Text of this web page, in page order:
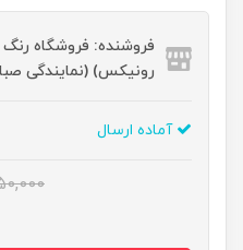
فروشنده: فروشگاه رنگ
رونیکس) (نمایندگی
آماده ارسال